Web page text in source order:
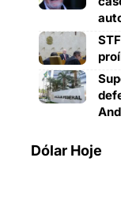
Dólar Hoje